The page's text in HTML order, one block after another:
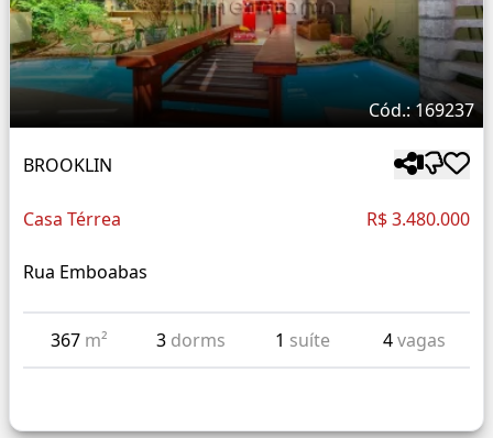
Cód.: 169237
BROOKLIN
Casa Térrea R$ 3.480.000
Rua Emboabas
367 m² 3 dorms 1 suíte 4vagas